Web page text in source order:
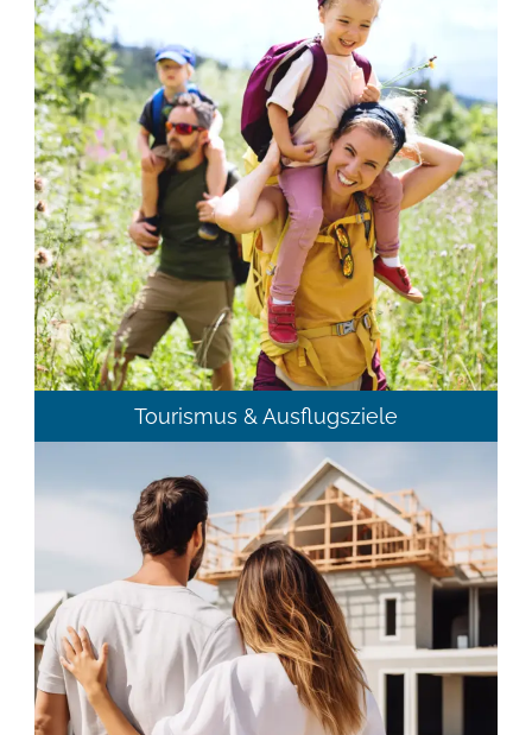
Tourismus & Ausflugsziele